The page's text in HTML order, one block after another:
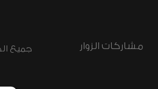
مشاركات الزوار